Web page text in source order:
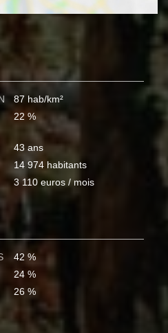
87 hab/km²
22 %
43 ans
14 974 habitants
3 110 euros / mois
42 %
24 %
26 %